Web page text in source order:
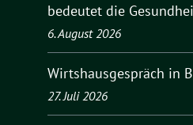
bedeutet die
6. August 2026
Wirtshausgespräch in
27. Juli 2026